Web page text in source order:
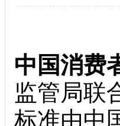
中国消费
监管局联
标准由中